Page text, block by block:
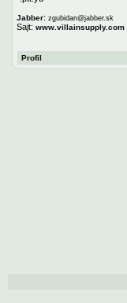
Jabber: zgubidan@jabber.sk
Sajt: www.villainsupply.com
Profil